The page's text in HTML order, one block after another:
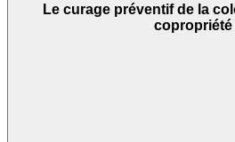
Le curage préventif de la
copropriété